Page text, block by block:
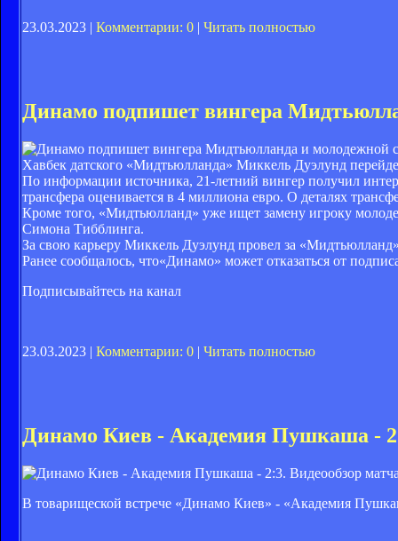
23.03.2023 | Комментарии: 0 | Читать полностью
Динамо подпишет вингера
Хавбек датского «Мидтьюлланда» Миккель Дуэлунд
По информации источника, 21-летний вингер получил
трансфера оценивается в 4 миллиона евро. О деталях
Кроме того, «Мидтьюлланд» уже ищет замену игроку
Симона Тибблинга.
За свою карьеру Миккель Дуэлунд провел за
Ранее сообщалось, что«Динамо» может отказаться от
Подписывайтесь на канал
23.03.2023 | Комментарии: 0 | Читать полностью
Динамо Киев - Академия Пушкаша -
В товарищеской встрече «Динамо Киев» - «Академия